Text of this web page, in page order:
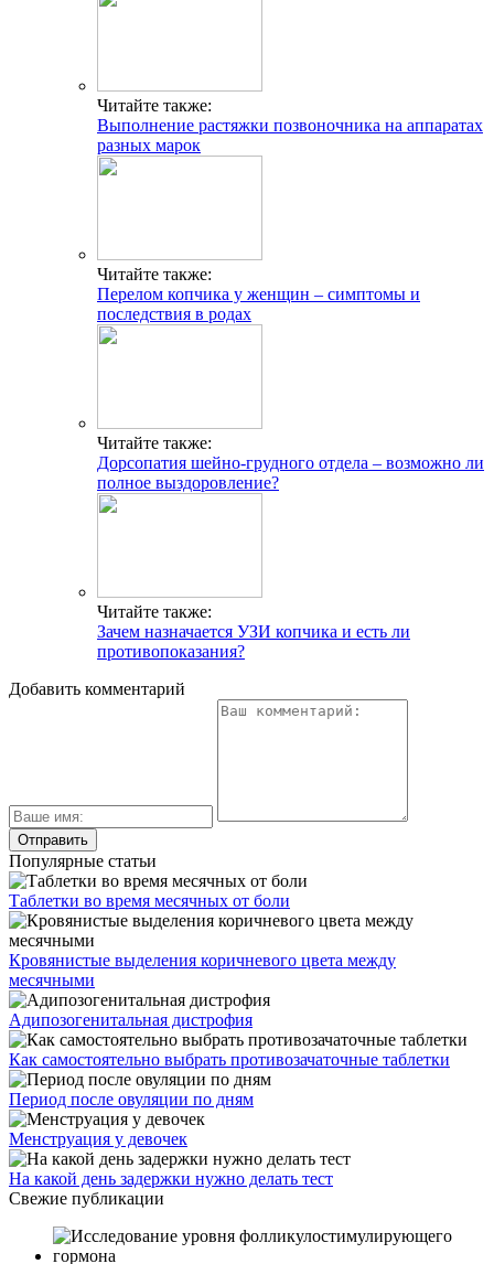
Читайте также:
Выполнение растяжки позвоночника на аппаратах
разных марок
Читайте также:
Перелом копчика у женщин – симптомы и
последствия в родах
Читайте также:
Дорсопатия шейно-грудного отдела – возможно ли
полное выздоровление?
Читайте также:
Зачем назначается УЗИ копчика и есть ли
противопоказания?
Добавить комментарий
Популярные статьи
Таблетки во время месячных от боли
Кровянистые выделения коричневого цвета между
месячными
Адипозогенитальная дистрофия
Как самостоятельно выбрать противозачаточные таблетки
Период после овуляции по дням
Менструация у девочек
На какой день задержки нужно делать тест
Свежие публикации